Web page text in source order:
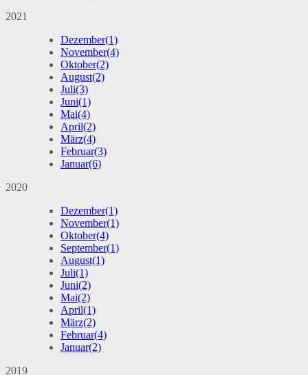
2021
Dezember(1)
November(4)
Oktober(2)
August(2)
Juli(3)
Juni(1)
Mai(4)
April(2)
März(4)
Februar(3)
Januar(6)
2020
Dezember(1)
November(1)
Oktober(4)
September(1)
August(1)
Juli(1)
Juni(2)
Mai(2)
April(1)
März(2)
Februar(4)
Januar(2)
2019